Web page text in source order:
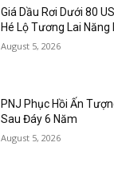
Giá Dầu Rơi Dưới 80
Hé Lộ Tương Lai Năng
August 5, 2026
PNJ Phục Hồi Ấn
Sau Đáy 6 Năm
August 5, 2026